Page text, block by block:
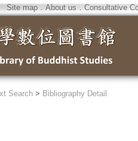
Site map．About us ． Consultative
Search > Bibliography Detail